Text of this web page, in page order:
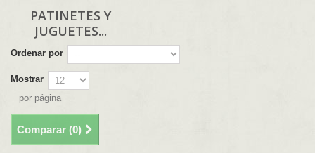
PATINETES Y
JUGUETES...
Ordenar por
Mostrar
por página
Comparar (0)